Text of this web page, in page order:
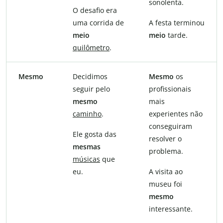
O desafio era
uma corrida de
meio
quilômetro.
sonolenta.
A festa terminou
meio tarde.
Mesmo
Decidimos
seguir pelo
mesmo
caminho.
Ele gosta das
mesmas
músicas que
eu.
Mesmo os
profissionais
mais
experientes não
conseguiram
resolver o
problema.
A visita ao
museu foi
mesmo
interessante.